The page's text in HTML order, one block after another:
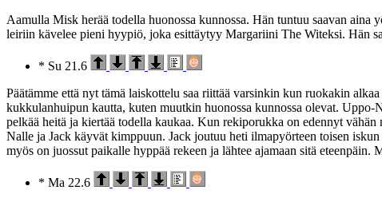
Aamulla Misk herää todella huonossa kunnossa. Hän tuntuu saavan
leiriin kävelee pieni hyypiö, joka esittäytyy Margariini The Witeksi. Hän
* Su 21.6
Päätämme että nyt tämä laiskottelu saa riittää varsinkin kun ruokakin
kukkulanhuipun kautta, kuten muutkin huonossa kunnossa olevat.
pelkää heitä ja kiertää todella kaukaa. Kun rekiporukka on edennyt
Nalle ja Jack käyvät kimppuun. Jack joutuu heti ilmapyörteen toisen
myös on juossut paikalle hyppää rekeen ja lähtee ajamaan sitä
* Ma 22.6